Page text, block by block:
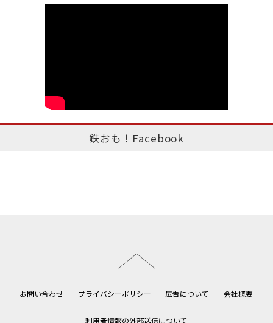
鉄おも！Facebook
お問い合わせ プライバシーポリシー 広告について 会社概要
利用者情報の外部送信について